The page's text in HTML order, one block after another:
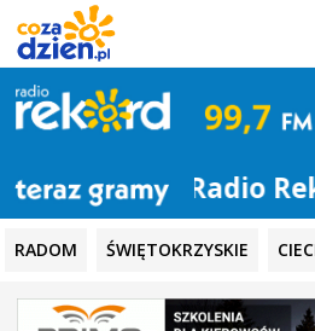
Radio
RADOM ŚWIĘTOKRZYSKIE